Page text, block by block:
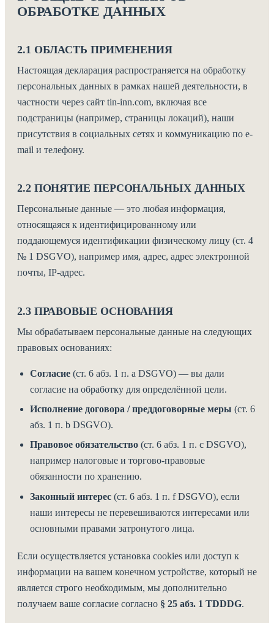
ОБРАБОТКЕ ДАННЫХ
2.1 ОБЛАСТЬ ПРИМЕНЕНИЯ
Настоящая декларация распространяется на обработку
персональных данных в рамках нашей деятельности, в
частности через сайт tin-inn.com, включая все
подстраницы (например, страницы локаций), наши
присутствия в социальных сетях и коммуникацию по e-
mail и телефону.
2.2 ПОНЯТИЕ ПЕРСОНАЛЬНЫХ ДАННЫХ
Персональные данные — это любая информация,
относящаяся к идентифицированному или
поддающемуся идентификации физическому лицу (ст. 4
№ 1 DSGVO), например имя, адрес, адрес электронной
почты, IP-адрес.
2.3 ПРАВОВЫЕ ОСНОВАНИЯ
Мы обрабатываем персональные данные на следующих
правовых основаниях:
Согласие(ст. 6 абз. 1 п. a DSGVO) — вы дали
согласие на обработку для определённой цели.
Исполнение договора / преддоговорные меры (ст. 6
абз. 1 п. b DSGVO).
Правовое обязательство(ст. 6 абз. 1 п. c DSGVO),
например налоговые и торгово-правовые
обязанности по хранению.
Законный интерес(ст. 6 абз. 1 п. f DSGVO), если
наши интересы не перевешиваются интересами или
основными правами затронутого лица.
Если осуществляется установка cookies или доступ к
информации на вашем конечном устройстве, который не
является строго необходимым, мы дополнительно
получаем ваше согласие согласно § 25 абз. 1 TDDDG.